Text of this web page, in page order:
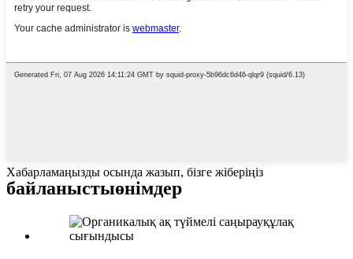
Хабарламаңызды осында жазып, бізге жіберіңіз
байланыстыөнімдер